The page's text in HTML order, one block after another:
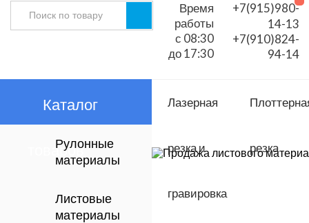
Время
работы
с 08:30
до 17:30
+7(915)980-
14-13
+7(910)824-
94-14
Каталог
товаров
Рулонные
материалы
Листовые
материалы
Лазерная
резка и
гравировка
резка